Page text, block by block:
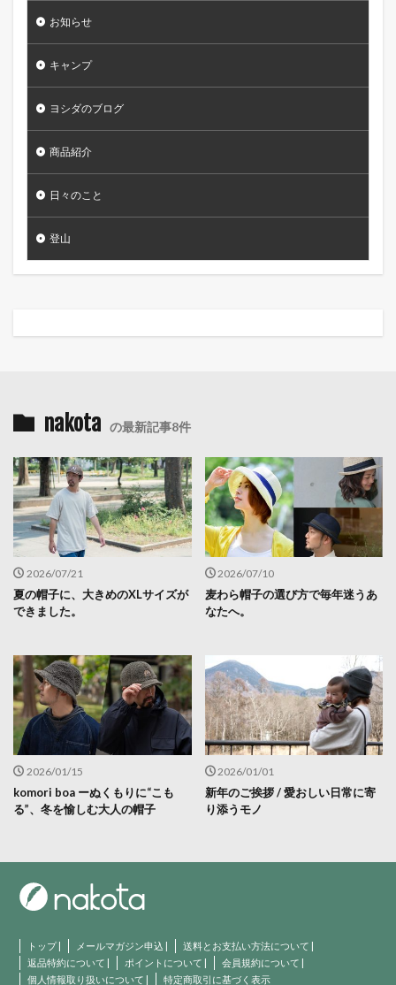
お知らせ
キャンプ
ヨシダのブログ
商品紹介
日々のこと
登山
nakota の最新記事8件
2026/07/21
夏の帽子に、大きめのXLサイズが
できました。
2026/07/10
麦わら帽子の選び方で毎年迷うあ
なたへ。
2026/01/15
komori boa ーぬくもりに“こも
る”、冬を愉しむ大人の帽子
2026/01/01
新年のご挨拶 / 愛おしい日常に寄
り添うモノ
トップ| メールマガジン申込 | 送料とお支払い方法について |
返品特約について | ポイントについて | 会員規約について |
個人情報取り扱いについて | 特定商取引に基づく表示